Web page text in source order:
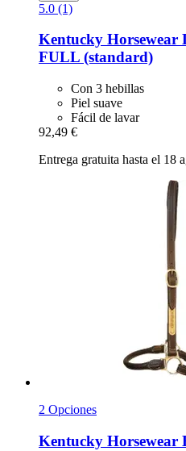
5.0 (1)
Kentucky Horsewear
FULL (standard)
Con 3 hebillas
Piel suave
Fácil de lavar
92,49 €
Entrega gratuita hasta el 18
2 Opciones
Kentucky Horsewear